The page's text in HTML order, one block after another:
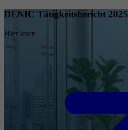
DENIC Tätigkeitsbericht 2025
Hier lesen